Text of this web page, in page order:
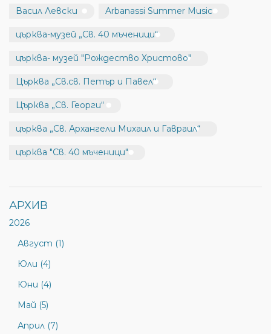
Васил Левски Arbanassi Summer Music
църква-музей „Св. 40 мъченици“
църква- музей "Рождество Христово"
Църква „Св.св. Петър и Павел“
Църква „Св. Георги“
църква „Св. Архангели Михаил и Гавраил“
църква "Св. 40 мъченици"
АРХИВ
2026
Август (1)
Юли (4)
Юни (4)
Май (5)
Април (7)